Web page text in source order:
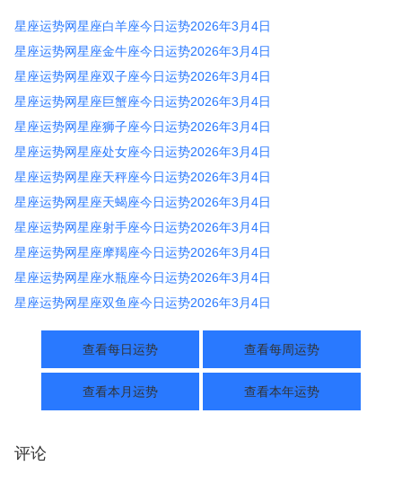
星座运势网星座白羊座今日运势2026年3月4日
星座运势网星座金牛座今日运势2026年3月4日
星座运势网星座双子座今日运势2026年3月4日
星座运势网星座巨蟹座今日运势2026年3月4日
星座运势网星座狮子座今日运势2026年3月4日
星座运势网星座处女座今日运势2026年3月4日
星座运势网星座天秤座今日运势2026年3月4日
星座运势网星座天蝎座今日运势2026年3月4日
星座运势网星座射手座今日运势2026年3月4日
星座运势网星座摩羯座今日运势2026年3月4日
星座运势网星座水瓶座今日运势2026年3月4日
星座运势网星座双鱼座今日运势2026年3月4日
查看每日运势 查看每周运势
查看本月运势 查看本年运势
评论